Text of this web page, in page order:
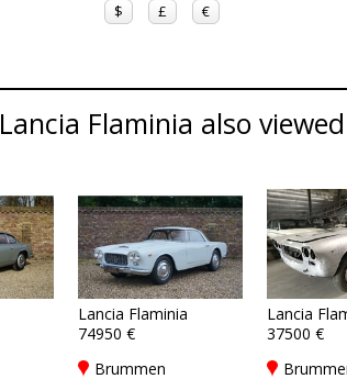
$ £ €
Flaminia also
Lancia Flaminia
74950 €
Brummen
Lancia
37500 €